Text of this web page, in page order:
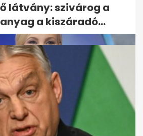
látvány: szivárog a
a kiszáradó...